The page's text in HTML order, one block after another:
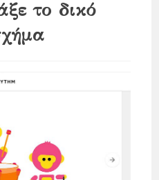
το δικό